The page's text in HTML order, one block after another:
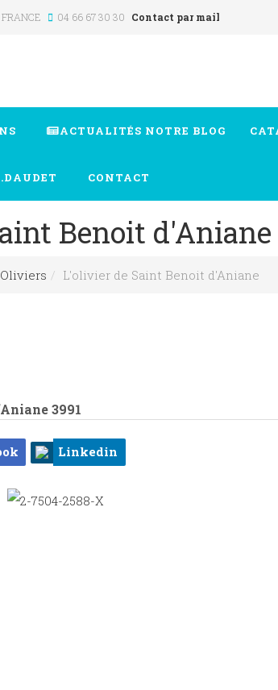
FRANCE 04 66 67 30 30 Contact par mail
ACTUALITÉS NOTRE BLOG
CONTACT
Benoit d'Aniane
Oliviers L'olivier de Saint Benoit d'Aniane
3991
Linkedin